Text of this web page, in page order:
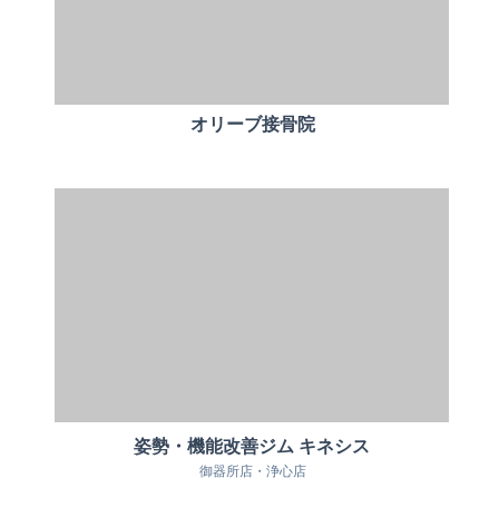
オリーブ接骨院
姿勢・機能改善ジム キネシス
御器所店・浄心店